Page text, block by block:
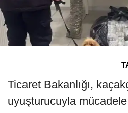
Ticaret Bakanlığı,
uyuşturucuyla